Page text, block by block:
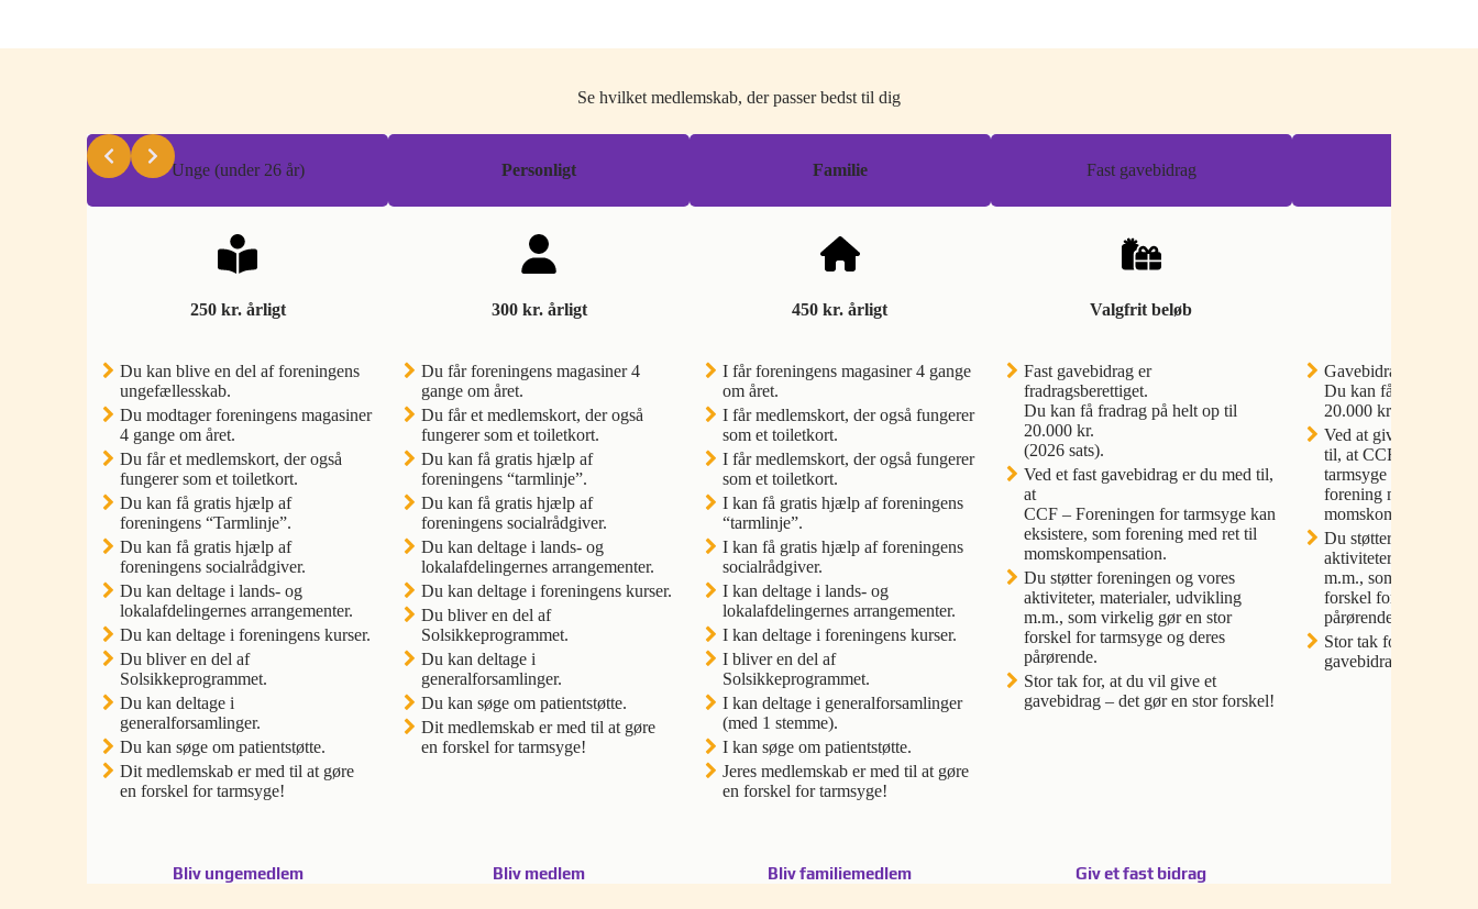
Se hvilket medlemskab, der passer bedst til dig
Unge (under 26 år)
250 kr. årligt
Du kan blive en del af foreningens
ungefællesskab.
Du modtager foreningens magasiner
4 gange om året.
Du får et medlemskort, der også
fungerer som et toiletkort.
Du kan få gratis hjælp af
foreningens “Tarmlinje”.
Du kan få gratis hjælp af
foreningens socialrådgiver.
Du kan deltage i lands- og
lokalafdelingernes arrangementer.
Du kan deltage i foreningens kurser.
Du bliver en del af
Solsikkeprogrammet.
Du kan deltage i
generalforsamlinger.
Du kan søge om patientstøtte.
Dit medlemskab er med til at gøre
en forskel for tarmsyge!
Bliv ungemedlem
Personligt
300 kr. årligt
Du får foreningens magasiner 4
gange om året.
Du får et medlemskort, der også
fungerer som et toiletkort.
Du kan få gratis hjælp af
foreningens “tarmlinje”.
Du kan få gratis hjælp af
foreningens socialrådgiver.
Du kan deltage i lands- og
lokalafdelingernes arrangementer.
Du kan deltage i foreningens kurser.
Du bliver en del af
Solsikkeprogrammet.
Du kan deltage i
generalforsamlinger.
Du kan søge om patientstøtte.
Dit medlemskab er med til at gøre
en forskel for tarmsyge!
Bliv medlem
Familie
450 kr. årligt
I får foreningens magasiner 4 gange
om året.
I får medlemskort, der også fungerer
som et toiletkort.
I får medlemskort, der også fungerer
som et toiletkort.
I kan få gratis hjælp af foreningens
“tarmlinje”.
I kan få gratis hjælp af foreningens
socialrådgiver.
I kan deltage i lands- og
lokalafdelingernes arrangementer.
I kan deltage i foreningens kurser.
I bliver en del af
Solsikkeprogrammet.
I kan deltage i generalforsamlinger
(med 1 stemme).
I kan søge om patientstøtte.
Jeres medlemskab er med til at gøre
en forskel for tarmsyge!
Bliv familiemedlem
Fast gavebidrag
Valgfrit beløb
Fast gavebidrag er
fradragsberettiget.
Du kan få fradrag på helt op til
20.000 kr.
(2026 sats).
Ved et fast gavebidrag er du med til,
at
CCF – Foreningen for tarmsyge kan
eksistere, som forening med ret til
momskompensation.
Du støtter foreningen og vores
aktiviteter, materialer, udvikling
m.m., som virkelig gør en stor
forskel for tarmsyge og deres
pårørende.
Stor tak for, at du vil give et
gavebidrag – det gør en stor forskel!
Giv et fast bidrag
Gavebidrag er
Du kan få fradrag på
20.000 kr. (2026
Ved at give et
til, at CCF –
tarmsyge kan
forening med ret til
momskompensation.
Du støtter foreningen
aktiviteter,
m.m., som virkelig
forskel for tarmsyge
pårørende.
Stor tak for, at du vil
gavebidrag – det gør